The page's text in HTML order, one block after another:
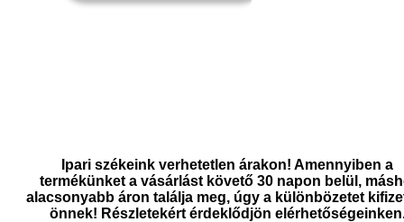
Ipari székeink verhetetlen árakon! Amennyiben a
termékünket a vásárlást követő 30 napon belül,
alacsonyabb áron találja meg, úgy a különbözetet
önnek! Részletekért érdeklődjön